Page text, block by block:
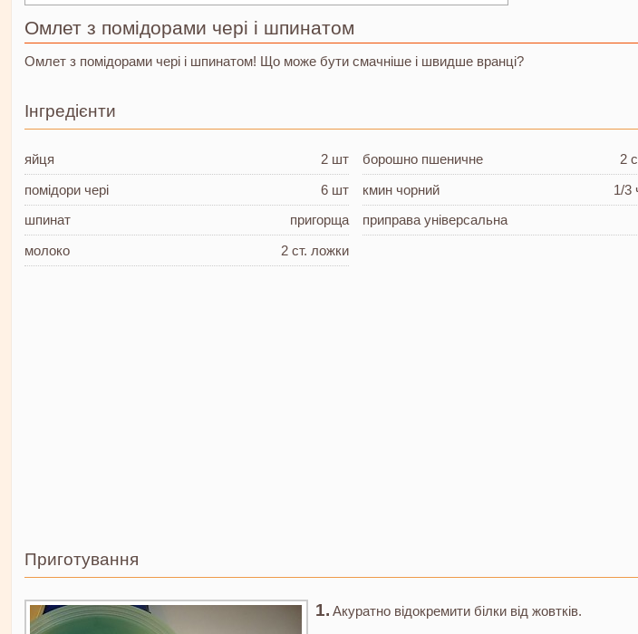
Омлет з помідорами чері і шпинатом
Омлет з помідорами чері і шпинатом! Що може бути смачніше і швидше вранці?
Інгредієнти
яйця
2 шт
помідори чері
6 шт
шпинат
пригорща
молоко
2 ст. ложки
борошно пшеничне
2
кмин чорний
1/3
приправауніверсальна
Приготування
Акуратно відокремити білки від жовтків.